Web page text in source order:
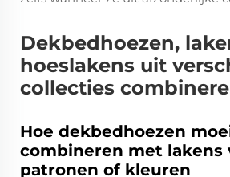
Dekbedhoezen,
hoeslakens uit
collecties
Hoe dekbedhoezen
combineren met lakens
patronen of kleuren